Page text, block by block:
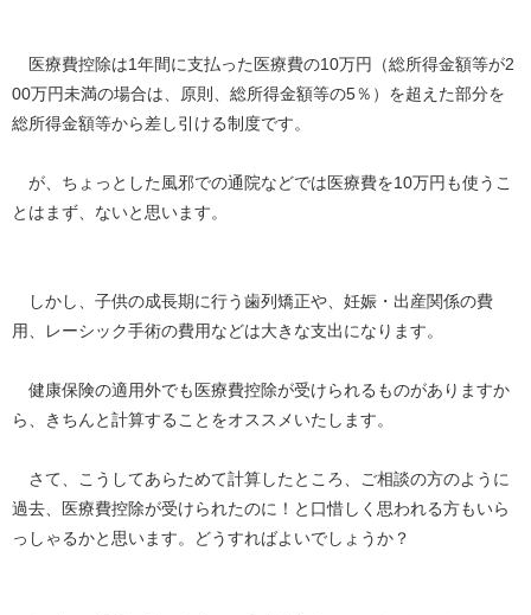
医療費控除は1年間に支払った医療費の10万円（総所得金額等が2
00万円未満の場合は、原則、総所得金額等の5％）を超えた部分を
総所得金額等から差し引ける制度です。
が、ちょっとした風邪での通院などでは医療費を10万円も使うこ
とはまず、ないと思います。
しかし、子供の成長期に行う歯列矯正や、妊娠・出産関係の費
用、レーシック手術の費用などは大きな支出になります。
健康保険の適用外でも医療費控除が受けられるものがありますか
ら、きちんと計算することをオススメいたします。
さて、こうしてあらためて計算したところ、ご相談の方のように
過去、医療費控除が受けられたのに！と口惜しく思われる方もいら
っしゃるかと思います。どうすればよいでしょうか？